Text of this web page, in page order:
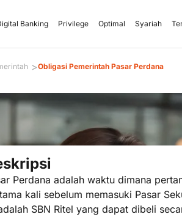
Banking Privilege Optimal Syariah
>Obligasi Pemerintah Pasar Perdana
Perdana adalah waktu dimana
kali sebelum memasuki Pasar
SBN Ritel yang dapat dibeli